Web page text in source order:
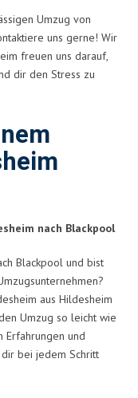
Umzug von
uns gerne! Wir
freuen uns darauf,
dir den Stress zu
nach Blackpool
Blackpool und bist
aus Hildesheim
Umzug so leicht wie
Erfahrungen und
bei jedem Schritt